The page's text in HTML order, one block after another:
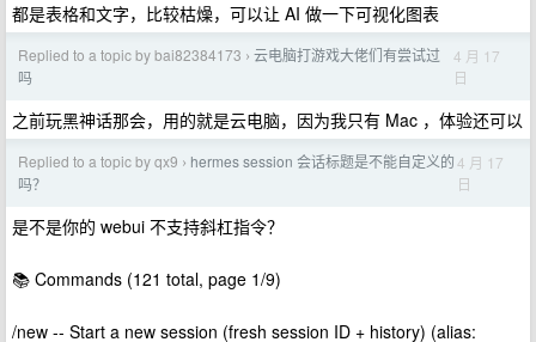
都是表格和文字，比较枯燥，可以让 AI 做一下可视化图表
Replied to a topic by bai82384173 › 云电脑打游戏大佬们有尝试过
吗
4 月 17
日
之前玩黑神话那会，用的就是云电脑，因为我只有 Mac ，体验还可以
Replied to a topic by qx9 › hermes session 会话标题是不能自定义的
吗？
4 月 17
日
是不是你的 webui 不支持斜杠指令？
📚 Commands (121 total, page 1/9)
/new -- Start a new session (fresh session ID + history) (alias: